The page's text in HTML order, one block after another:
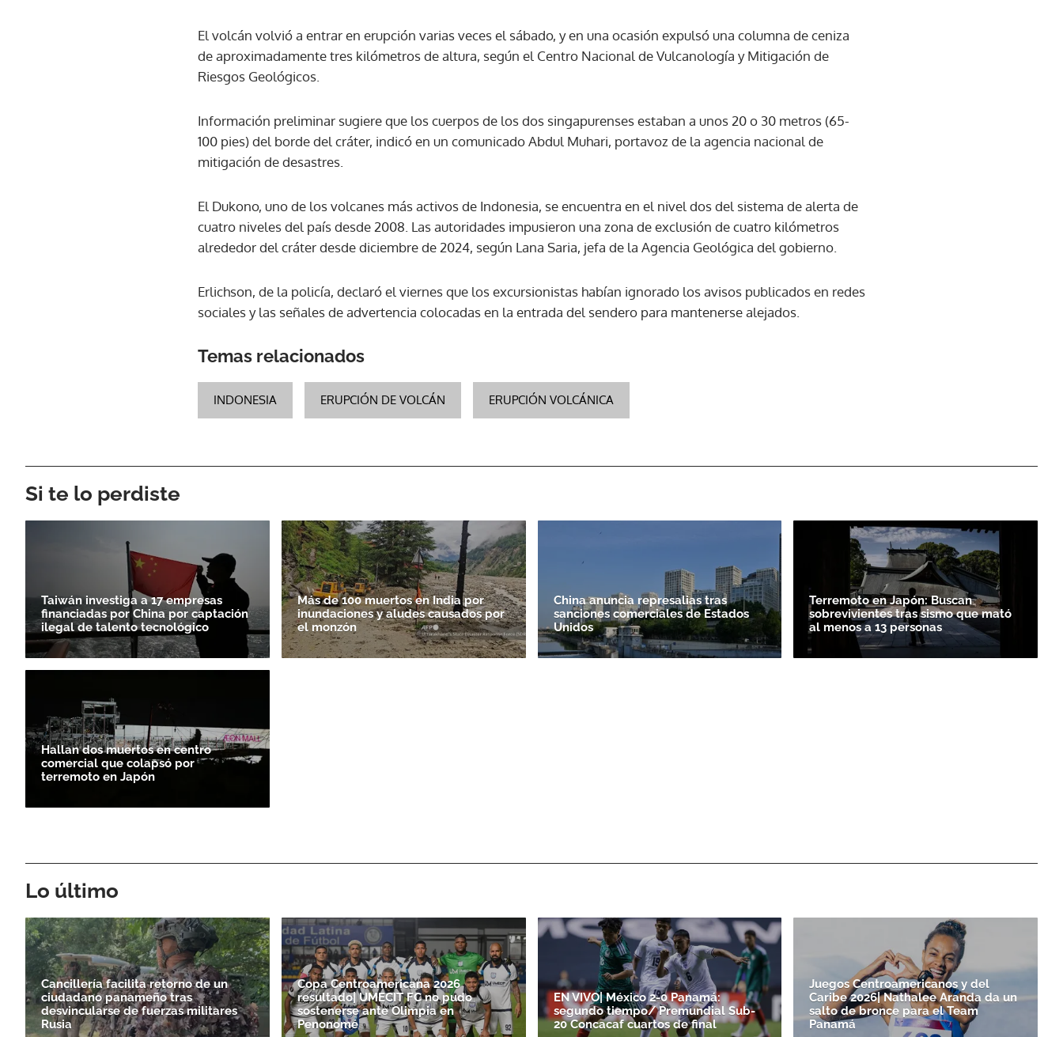
El volcán volvió a entrar en erupción varias veces el sábado, y en una ocasión expulsó una columna de ceniza
de aproximadamente tres kilómetros de altura, según el Centro Nacional de Vulcanología y Mitigación de
Riesgos Geológicos.
Información preliminar sugiere que los cuerpos de los dos singapurenses estaban a unos 20 o 30 metros (65-
100 pies) del borde del cráter, indicó en un comunicado Abdul Muhari, portavoz de la agencia nacional de
mitigación de desastres.
El Dukono, uno de los volcanes más activos de Indonesia, se encuentra en el nivel dos del sistema de alerta de
cuatro niveles del país desde 2008. Las autoridades impusieron una zona de exclusión de cuatro kilómetros
alrededor del cráter desde diciembre de 2024, según Lana Saria, jefa de la Agencia Geológica del gobierno.
Erlichson, de la policía, declaró el viernes que los excursionistas habían ignorado los avisos publicados en redes
sociales y las señales de advertencia colocadas en la entrada del sendero para mantenerse alejados.
Temas relacionados
INDONESIA ERUPCIÓN DE VOLCÁN ERUPCIÓN VOLCÁNICA
Si te lo perdiste
Taiwán investiga a 17 empresas
financiadas por China por captación
ilegal de talento tecnológico
Más de 100 muertos en India por
inundaciones y aludes causados por
el monzón
China anuncia represalias tras
sanciones comerciales de Estados
Unidos
Terremoto en Japón: Buscan
sobrevivientes tras sismo que mató
al menos a 13 personas
Hallan dos muertos en centro
comercial que colapsó por
terremoto en Japón
Lo último
Cancillería facilita retorno de un
ciudadano panameño tras
desvincularse de fuerzas militares
Rusia
Copa Centroamericana 2026
resultado| UMECIT FC no pudo
sostenerse ante Olimpia en
Penonomé
EN VIVO| México 2-0 Panamá:
segundo tiempo/ Premundial Sub-
20 Concacaf cuartos de final
Juegos Centroamericanos y del
Caribe 2026| Nathalee Aranda da un
salto de bronce para el Team
Panamá